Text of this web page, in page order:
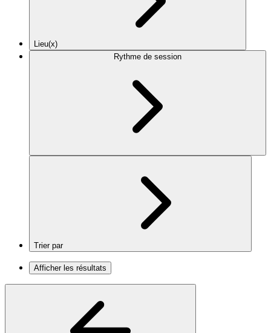
Lieu(x)
Rythme de session
Trier par
Afficher les résultats